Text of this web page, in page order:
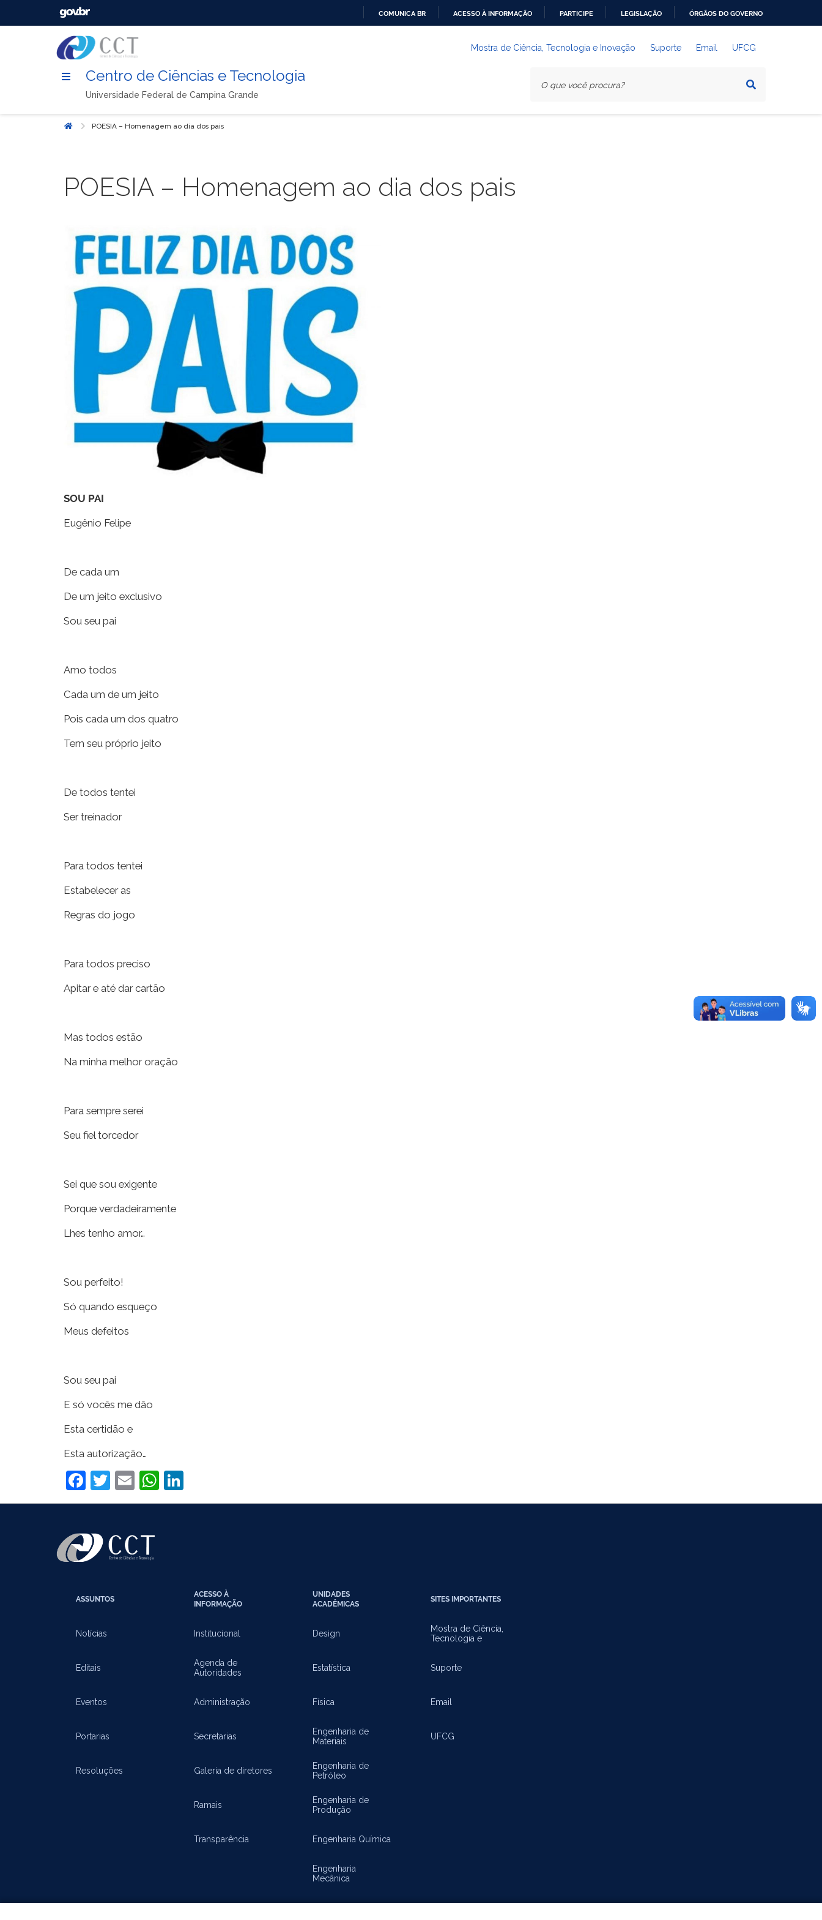
COMUNICA BR ACESSO À INFORMAÇÃO PARTICIPE LEGISLAÇÃO ÓRGÃOS DO GOVERNO
Mostra de Ciência, Tecnologia e Inovação Suporte Email UFCG
Centro de Ciências e Tecnologia
Universidade Federal de Campina Grande
Início POESIA – Homenagem ao dia dos pais
POESIA – Homenagem ao dia dos pais
SOU PAI
Eugênio Felipe
De cada um
De um jeito exclusivo
Sou seu pai
Amo todos
Cada um de um jeito
Pois cada um dos quatro
Tem seu próprio jeito
De todos tentei
Ser treinador
Para todos tentei
Estabelecer as
Regras do jogo
Para todos preciso
Apitar e até dar cartão
Mas todos estão
Na minha melhor oração
Para sempre serei
Seu fiel torcedor
Sei que sou exigente
Porque verdadeiramente
Lhes tenho amor…
Sou perfeito!
Só quando esqueço
Meus defeitos
Sou seu pai
E só vocês me dão
Esta certidão e
Esta autorização…
Facebook
Twitter
EmailWhatsApp
ASSUNTOS
Notícias
Editais
Eventos
Portarias
Resoluções
ACESSO À
INFORMAÇÃO
Institucional
Agenda de
Autoridades
Administração
Secretarias
Galeria de diretores
Ramais
Transparência
UNIDADES
ACADÊMICAS
Design
Estatística
Física
Engenharia de
Materiais
Engenharia de
Petróleo
Engenharia de
Produção
Engenharia Química
Engenharia
Mecânica
SITES IMPORTANTES
Mostra de Ciência,
Tecnologia e
Suporte
Email
UFCG